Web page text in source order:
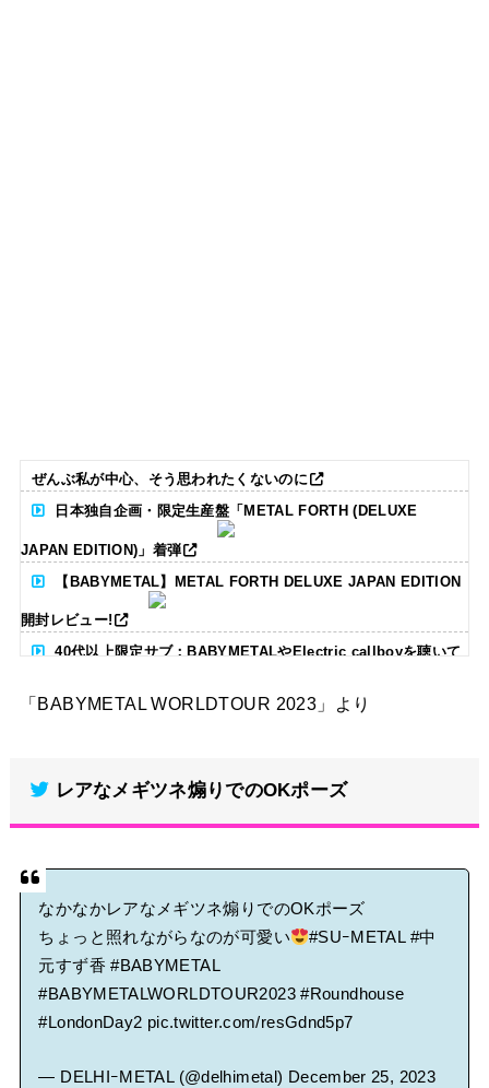
ぜんぶ私が中心、そう思われたくないのに
日本独自企画・限定生産盤「METAL FORTH (DELUXE
JAPAN EDITION)」着弾
【BABYMETAL】METAL FORTH DELUXE JAPAN EDITION
開封レビュー!
40代以上限定サブ：BABYMETALやElectric callboyを聴いて
「BABYMETAL WORLDTOUR 2023」より
レアなメギツネ煽りでのOKポーズ
なかなかレアなメギツネ煽りでのOKポーズ
ちょっと照れながらなのが可愛い
#SUｰMETAL #中
元すず香 #BABYMETAL
#BABYMETALWORLDTOUR2023 #Roundhouse
#LondonDay2 pic.twitter.com/resGdnd5p7
— DELHIｰMETAL (@delhimetal) December 25, 2023